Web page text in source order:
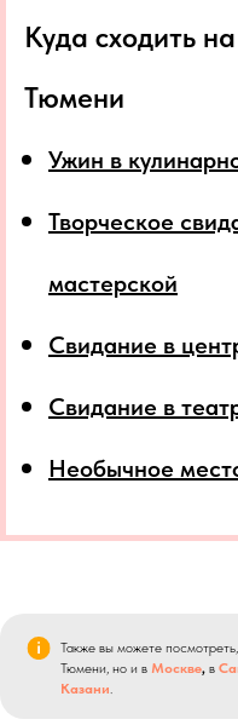
Куда сходить
Тюмени
Ужин в
Творческое
мастерской
Свидание в
Свидание в
Необычное
Также вы можете
Тюмени, но и в Москве, в
Казани.